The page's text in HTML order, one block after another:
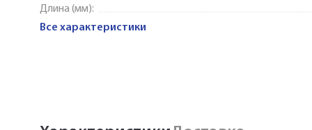
Длина (мм):
Все характеристики